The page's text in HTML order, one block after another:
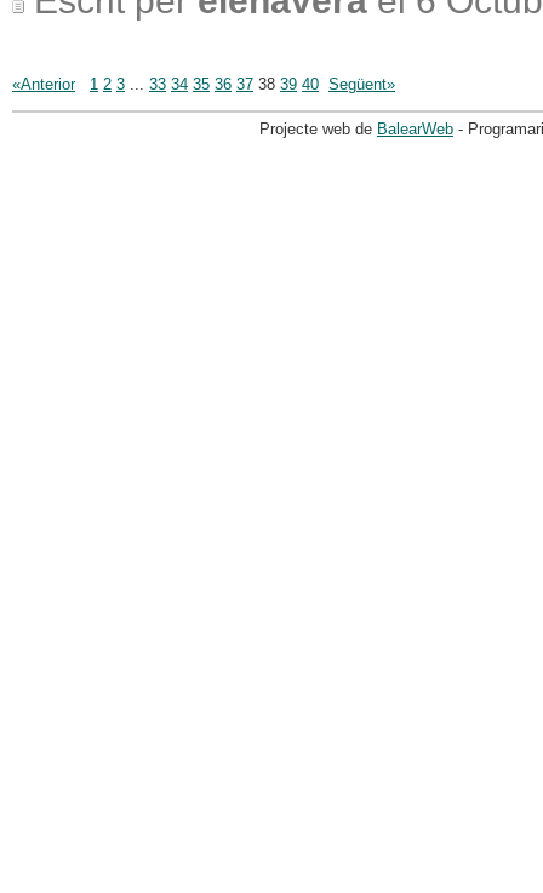
«Anterior 1 2 3 ... 33 34 35 36 37 38 39 40 Següent»
Projecte web de BalearWeb-